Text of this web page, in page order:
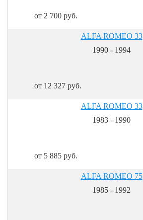
от 2 700 руб.
ALFA ROMEO 33
1990 - 1994
от 12 327 руб.
ALFA ROMEO 33
1983 - 1990
от 5 885 руб.
ALFA ROMEO 75
1985 - 1992